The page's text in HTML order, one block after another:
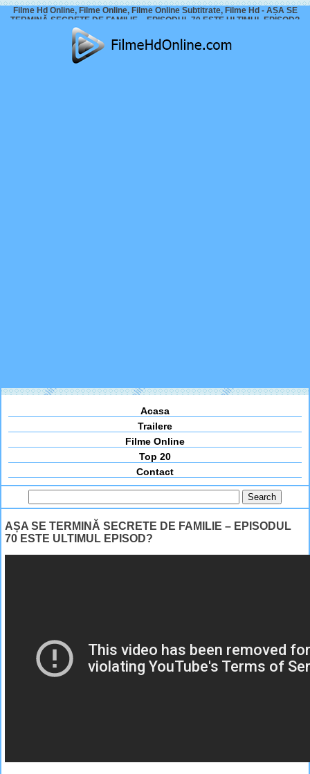
Filme Hd Online, Filme Online, Filme Online Subtitrate, Filme Hd - AȘA SE
TERMINĂ SECRETE DE FAMILIE – EPISODUL 70 ESTE ULTIMUL EPISOD?
Acasa
Trailere
Filme Online
Top 20
Contact
AȘA SE TERMINĂ SECRETE DE FAMILIE – EPISODUL
70 ESTE ULTIMUL EPISOD?